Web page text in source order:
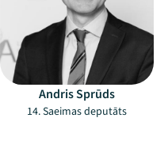
Andris Sprūds
14. Saeimas deputāts